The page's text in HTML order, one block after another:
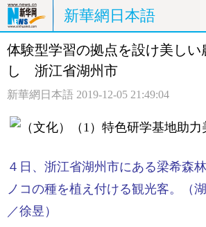
新華網日本語
ホームページ 政治
観光 評論
体験型学習の拠点を設け美しい
し 浙江省湖州市
新華網日本語 2019-12-05 21:49:04
４日、浙江省湖州市にある梁希森
ノコの種を植え付ける観光客。（
／徐昱）